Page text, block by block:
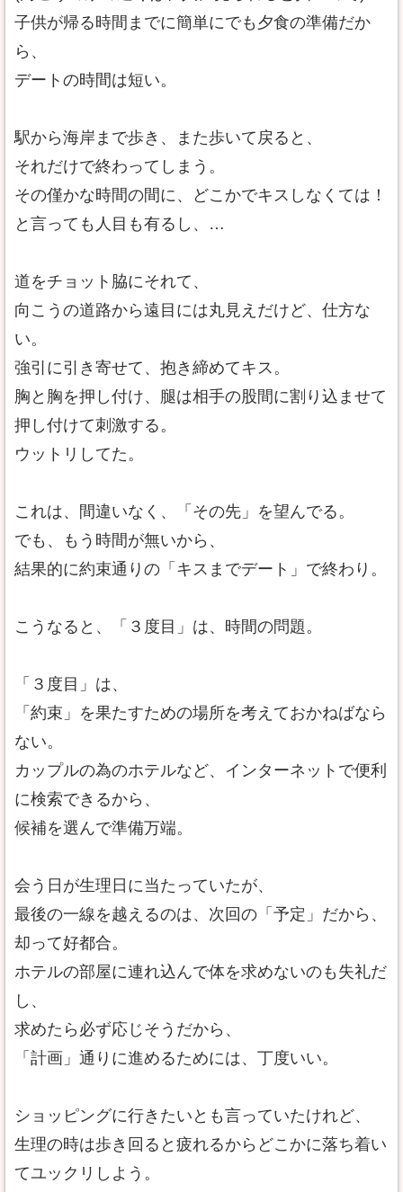
子供が帰る時間までに簡単にでも夕食の準備だか
ら、
デートの時間は短い。
駅から海岸まで歩き、また歩いて戻ると、
それだけで終わってしまう。
その僅かな時間の間に、どこかでキスしなくては！
と言っても人目も有るし、…
道をチョット脇にそれて、
向こうの道路から遠目には丸見えだけど、仕方な
い。
強引に引き寄せて、抱き締めてキス。
胸と胸を押し付け、腿は相手の股間に割り込ませて
押し付けて刺激する。
ウットリしてた。
これは、間違いなく、「その先」を望んでる。
でも、もう時間が無いから、
結果的に約束通りの「キスまでデート」で終わり。
こうなると、「３度目」は、時間の問題。
「３度目」は、
「約束」を果たすための場所を考えておかねばなら
ない。
カップルの為のホテルなど、インターネットで便利
に検索できるから、
候補を選んで準備万端。
会う日が生理日に当たっていたが、
最後の一線を越えるのは、次回の「予定」だから、
却って好都合。
ホテルの部屋に連れ込んで体を求めないのも失礼だ
し、
求めたら必ず応じそうだから、
「計画」通りに進めるためには、丁度いい。
ショッピングに行きたいとも言っていたけれど、
生理の時は歩き回ると疲れるからどこかに落ち着い
てユックリしよう。